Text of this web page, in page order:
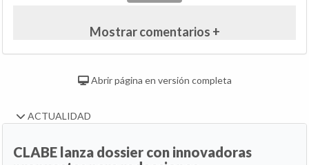
Mostrar comentarios +
Abrir página en versión completa
ACTUALIDAD
CLABE lanza dossier con innovadoras